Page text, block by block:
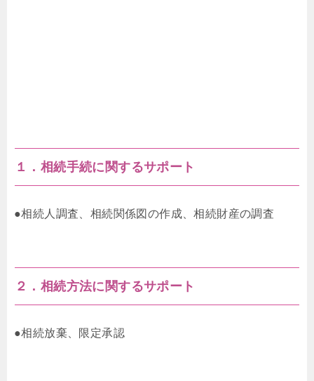
１．相続手続に関するサポート
●相続人調査、相続関係図の作成、相続財産の調査
２．相続方法に関するサポート
●相続放棄、限定承認